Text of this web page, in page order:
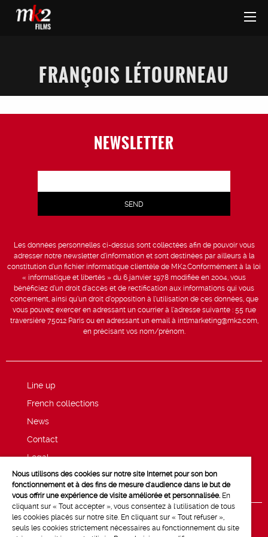
FRANÇOIS LÉTOURNEAU
NEWSLETTER
Les données personnelles ci-dessus sont collectées afin de pouvoir vous
adresser notre newsletter d’information et sont destinées par ailleurs à la
constitution d’un fichier informatique clientèle de MK2.Conformément à la loi
« informatique et libertés » du 6 janvier 1978 modifiée en 2004, vous
bénéficiez d’un droit d’accès et de rectification aux informations qui vous
concernent, ainsi qu’un droit d’opposition à l’utilisation de ces données, que
vous pouvez exercer en adressant un courrier à l’adresse suivante : 55 rue
traversière 75012 Paris ou en adressant un email à intlmarketing@mk2.com,
en précisant vos nom/prénom.
Line up
French collections
News
Contact
Legal
Privacy and cookie policy
Nous utilisons des cookies sur notre site Internet pour son bon
fonctionnement et à des fins de mesure d'audience dans le but de
vous offrir une expérience de visite améliorée et personnalisée. En
cliquant sur « Tout accepter », vous consentez à l'utilisation de tous
les cookies placés sur notre site. En cliquant sur « Tout refuser »,
seuls les cookies strictement nécessaires au fonctionnement du site